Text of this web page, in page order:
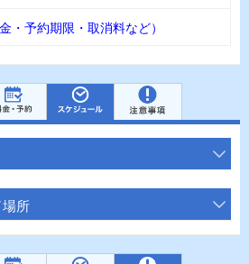
・予約期限・取消料など）
所